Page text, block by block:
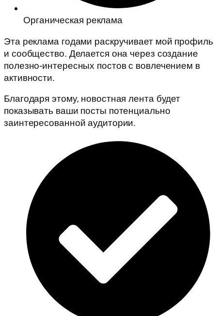
Органическая реклама
Эта реклама годами раскручивает мой профиль
и сообщество. Делается она через создание
полезно-интересных постов с вовлечением в
активности.
Благодаря этому, новостная лента будет
показывать ваши посты потенциально
заинтересованной аудитории.